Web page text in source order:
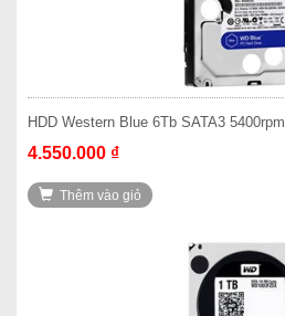
HDD Western Blue 6Tb SATA3 5400rpm
4.550.000 ₫
Thêm vào giỏ